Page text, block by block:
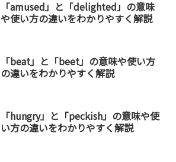
「amused」と「delighted」の意味
や使い方の違いをわかりやすく解説
「beat」と「beet」の意味や使い方
の違いをわかりやすく解説
「hungry」と「peckish」の意味や使
い方の違いをわかりやすく解説